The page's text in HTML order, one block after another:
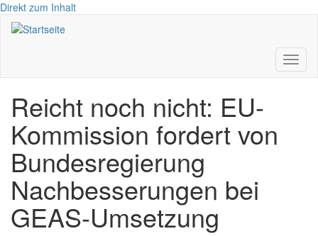
Direkt zum Inhalt
Reicht noch nicht: EU-
Kommission fordert von
Bundesregierung
Nachbesserungen bei
GEAS-Umsetzung